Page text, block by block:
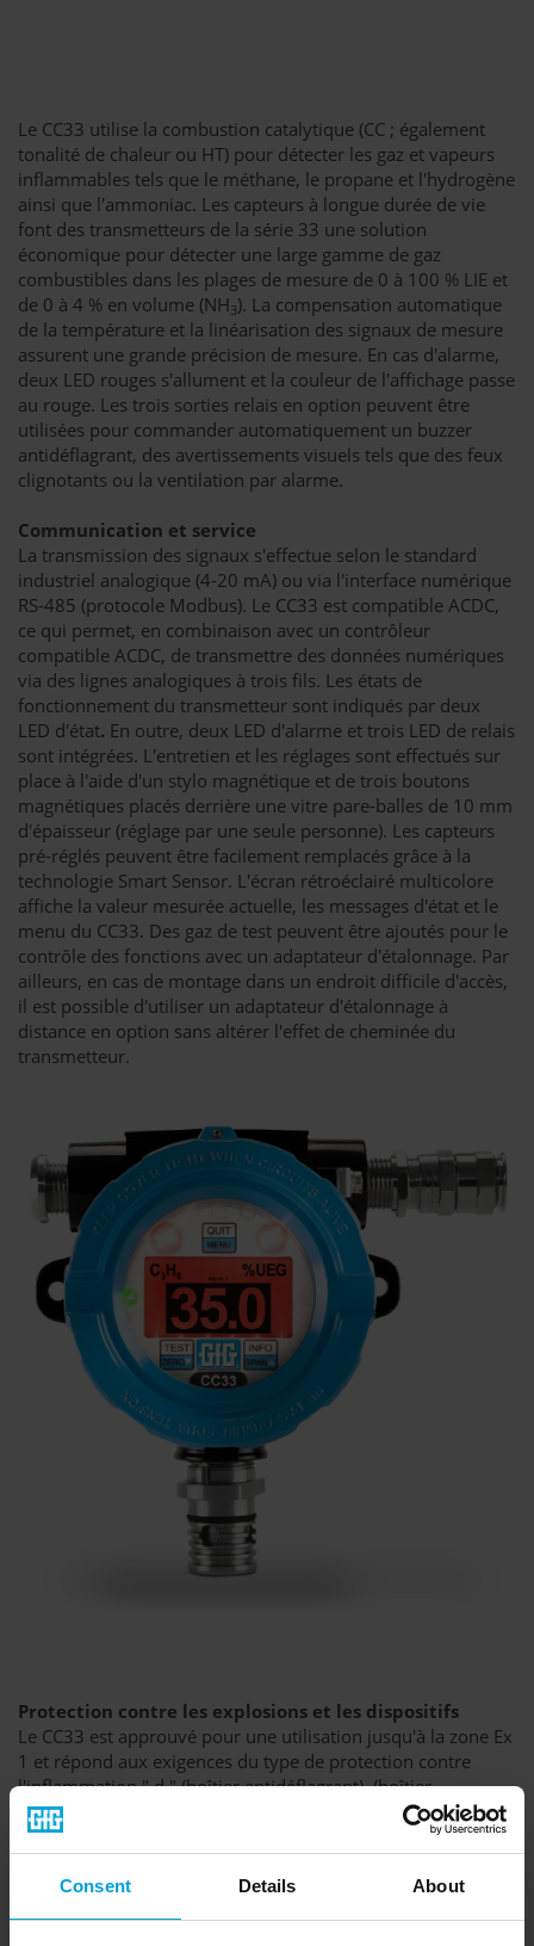
Consent Details About
Le CC33 utilise la combustion catalytique (CC ; également
tonalité de chaleur ou HT) pour détecter les gaz et vapeurs
inflammables tels que le méthane, le propane et l'hydrogène
ainsi que l'ammoniac. Les capteurs à longue durée de vie
font des transmetteurs de la série 33 une solution
économique pour détecter une large gamme de gaz
combustibles dans les plages de mesure de 0 à 100 % LIE et
de 0 à 4 % en volume (NH3). La compensation automatique
de la température et la linéarisation des signaux de mesure
assurent une grande précision de mesure. En cas d'alarme,
deux LED rouges s'allument et la couleur de l'affichage passe
au rouge. Les trois sorties relais en option peuvent être
utilisées pour commander automatiquement un buzzer
antidéflagrant, des avertissements visuels tels que des feux
clignotants ou la ventilation par alarme.
Communication et service
La transmission des signaux s'effectue selon le standard
industriel analogique (4-20 mA) ou via l'interface numérique
RS-485 (protocole Modbus). Le CC33 est compatible ACDC,
ce qui permet, en combinaison avec un contrôleur
compatible ACDC, de transmettre des données numériques
via des lignes analogiques à trois fils. Les états de
fonctionnement du transmetteur sont indiqués par deux
LED d'état. En outre, deux LED d'alarme et trois LED de relais
sont intégrées. L'entretien et les réglages sont effectués sur
place à l'aide d'un stylo magnétique et de trois boutons
magnétiques placés derrière une vitre pare-balles de 10 mm
d'épaisseur (réglage par une seule personne). Les capteurs
pré-réglés peuvent être facilement remplacés grâce à la
technologie Smart Sensor. L'écran rétroéclairé multicolore
affiche la valeur mesurée actuelle, les messages d'état et le
menu du CC33. Des gaz de test peuvent être ajoutés pour le
contrôle des fonctions avec un adaptateur d'étalonnage. Par
ailleurs, en cas de montage dans un endroit difficile d'accès,
il est possible d'utiliser un adaptateur d'étalonnage à
distance en option sans altérer l'effet de cheminée du
transmetteur.
Protection contre les explosions et les dispositifs
Le CC33 est approuvé pour une utilisation jusqu'à la zone Ex
1 et répond aux exigences du type de protection contre
l'inflammation " d " (boîtier antidéflagrant). (boîtier
antidéflagrant). Le boîtier en aluminium revêtu d'époxy et
les joints en Viton garantissent une longue durée de
fonctionnement, même dans les conditions les plus
difficiles. Le transmetteur est protégé contre la pénétration